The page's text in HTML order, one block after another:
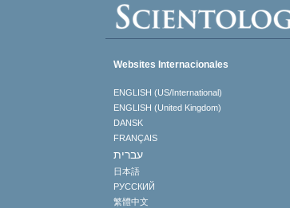
Websites Internacionales
ENGLISH (US/International)
ENGLISH (United Kingdom)
DANSK
FRANÇAIS
עברית
日本語
РУССКИЙ
繁體中文